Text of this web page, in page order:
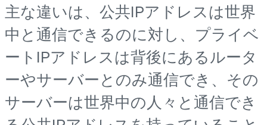
主な違いは、公共IPアドレスは世界
中と通信できるのに対し、プライベ
ートIPアドレスは背後にあるルータ
ーやサーバーとのみ通信でき、その
サーバーは世界中の人々と通信でき